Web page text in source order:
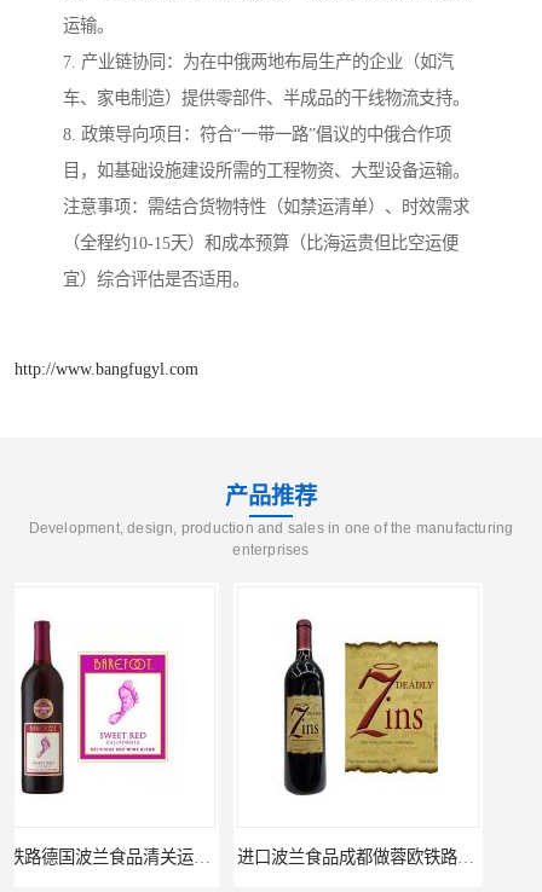
运输。
7. 产业链协同：为在中俄两地布局生产的企业（如汽
车、家电制造）提供零部件、半成品的干线物流支持。
8. 政策导向项目：符合“一带一路”倡议的中俄合作项
目，如基础设施建设所需的工程物资、大型设备运输。
注意事项：需结合货物特性（如禁运清单）、时效需求
（全程约10-15天）和成本预算（比海运贵但比空运便
宜）综合评估是否适用。
http://www.bangfugyl.com
产品推荐
Development, design, production and sales in one of the manufacturing
enterprises
进口波兰食品成都做蓉欧铁路代理的公司